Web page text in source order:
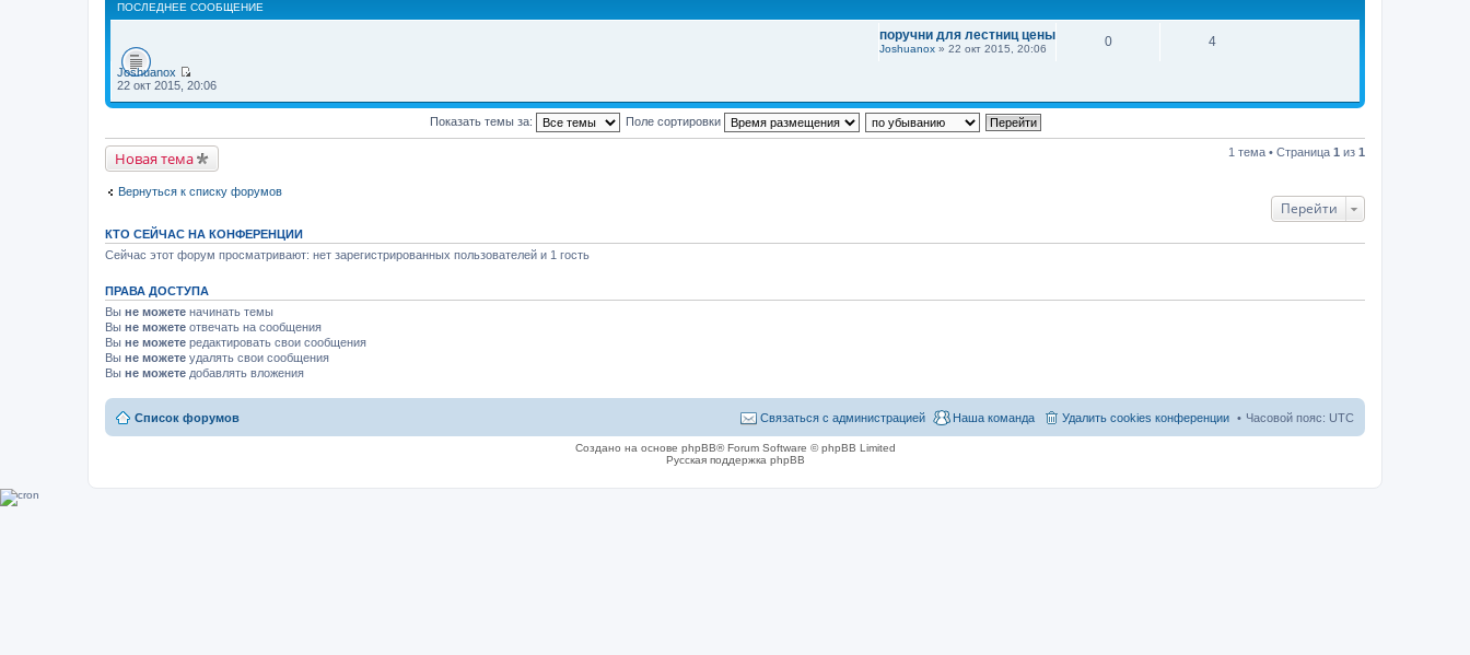
ПОСЛЕДНЕЕ СООБЩЕНИЕ
поручни для лестниц цены
Joshuanox » 22 окт 2015, 20:06 0 4
Joshuanox
П
р
й
т
и
к
п
л
е
д
м
с
о
о
б
щ
н
ю
22 окт 2015, 20:06
Показать темы за: Поле сортировки
Новая тема 1 тема • Страница 1 из 1
Вернуться к списку форумов
Перейти
КТО СЕЙЧАС НА КОНФЕРЕНЦИИ
Сейчас этот форум просматривают: нет зарегистрированных пользователей и 1 гость
ПРАВА ДОСТУПА
Вы не можете начинать темы
Вы не можете отвечать на сообщения
Вы не можете редактировать свои сообщения
Вы не можете удалять свои сообщения
Вы не можете добавлять вложения
Список форумов Часовой пояс: UTC
Удалить cookies конференции
Наша команда
Связаться с администрацией
Создано на основе phpBB® Forum Software © phpBB Limited
Русская поддержка phpBB